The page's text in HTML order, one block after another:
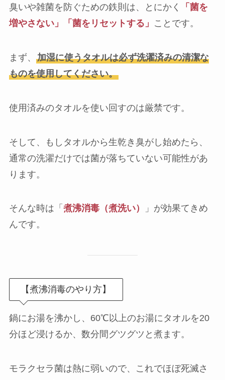
臭いや雑菌を防ぐための鉄則は、とにかく
「菌を
増やさない」「菌をリセットする」 ことです。
まず、 加湿に使うタオルは必ず洗濯済みの清潔な
ものを使用してください。
使用済みのタオルを使い回すのは厳禁です。
そして、もしタオルから生乾き臭がし始めたら、
通常の洗濯だけでは菌が落ちていない可能性があ
ります。
そんな時は「 煮沸消毒（煮洗い）
」が効果てきめ
んです。
【煮沸消毒のやり方】
鍋にお湯を沸かし、60℃以上のお湯にタオルを20
分ほど浸けるか、数分間グツグツと煮ます。
モラクセラ菌は熱に弱いので、これでほぼ死滅さ